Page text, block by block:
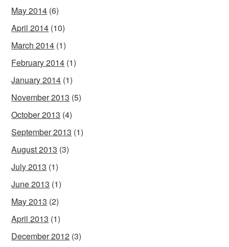
May 2014 (6)
April 2014 (10)
March 2014 (1)
February 2014 (1)
January 2014 (1)
November 2013 (5)
October 2013 (4)
September 2013 (1)
August 2013 (3)
July 2013 (1)
June 2013 (1)
May 2013 (2)
April 2013 (1)
December 2012 (3)